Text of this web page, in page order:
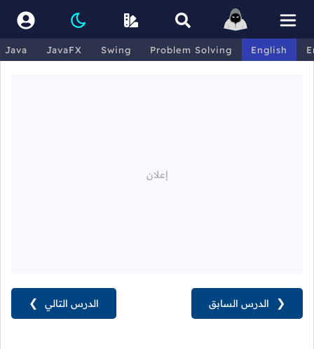
Java JavaFX Swing Problem Solving English
الدرس التالي ❯ ❮ الدرس السابق